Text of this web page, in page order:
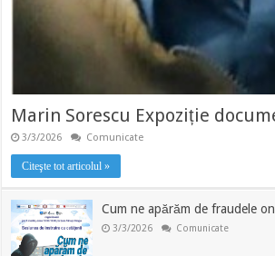
Marin Sorescu Expoziție
3/3/2026 Comunicate
Citeşte tot articolul »
Cum ne apărăm de fraudele
3/3/2026 Comunicate